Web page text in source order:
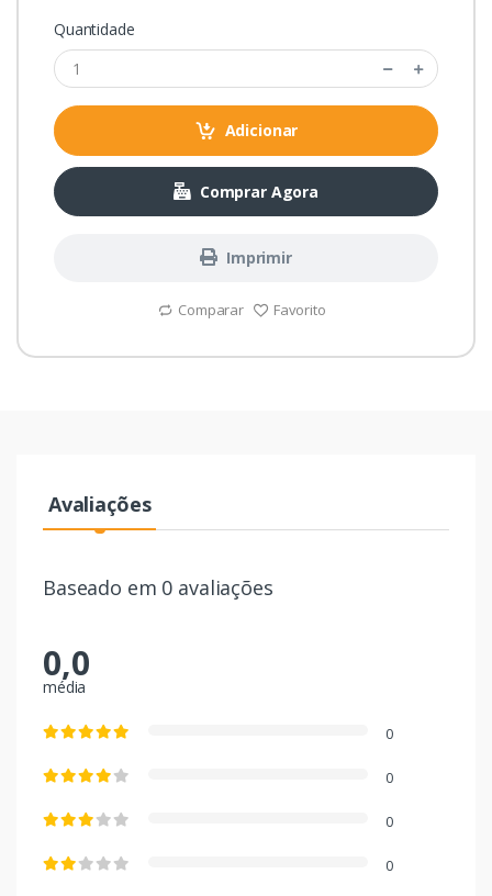
Quantidade
Adicionar
Comprar Agora
Imprimir
Comparar Favorito
Avaliações
Baseado em 0 avaliações
0,0
média
0
0
0
0